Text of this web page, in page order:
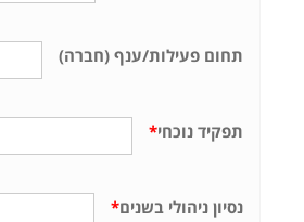
תחום פעילות/ענף (חברה)
*תפקיד נוכחי
*נסיון ניהולי בשנים